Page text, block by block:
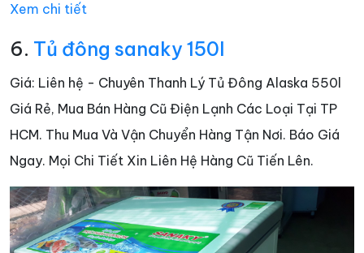
Xem chi tiết
6. Tủ đông sanaky 150l
Giá: Liên hệ - Chuyên Thanh Lý Tủ Đông Alaska 550l
Giá Rẻ, Mua Bán Hàng Cũ Điện Lạnh Các Loại Tại TP
HCM. Thu Mua Và Vận Chuyển Hàng Tận Nơi. Báo Giá
Ngay. Mọi Chi Tiết Xin Liên Hệ Hàng Cũ Tiến Lên.